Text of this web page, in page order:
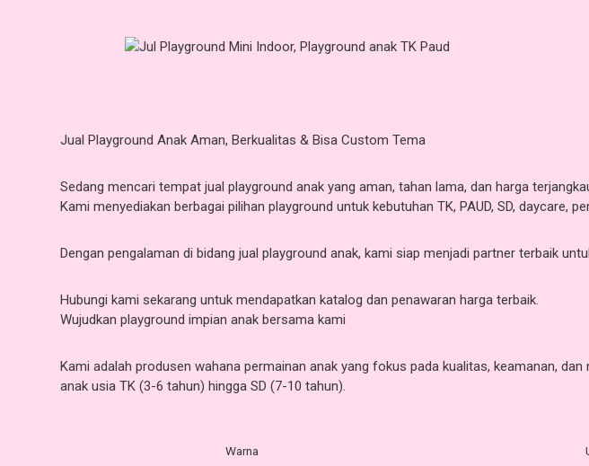
Jual Playground Anak Aman, Berkualitas & Bisa Custom Tema
Sedang mencari tempat jual playground anak yang aman, tahan lama, dan harga
Kami menyediakan berbagai pilihan playground untuk kebutuhan TK, PAUD, SD, daycare,
Dengan pengalaman di bidang jual playground anak, kami siap menjadi partner terbaik
Hubungi kami sekarang untuk mendapatkan katalog dan penawaran harga terbaik.
Wujudkan playground impian anak bersama kami
Kami adalah produsen wahana permainan anak yang fokus pada kualitas, keamanan,
anak usia TK (3-6 tahun) hingga SD (7-10 tahun).
Warna